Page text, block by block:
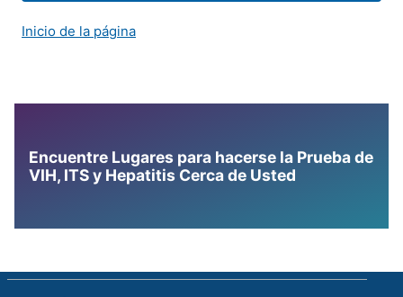
Inicio de la página
Encuentre Lugares para hacerse la Prueba de
VIH, ITS y Hepatitis Cerca de Usted